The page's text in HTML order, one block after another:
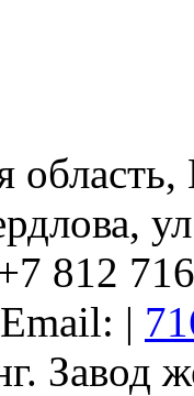
812
Email: |
Завод